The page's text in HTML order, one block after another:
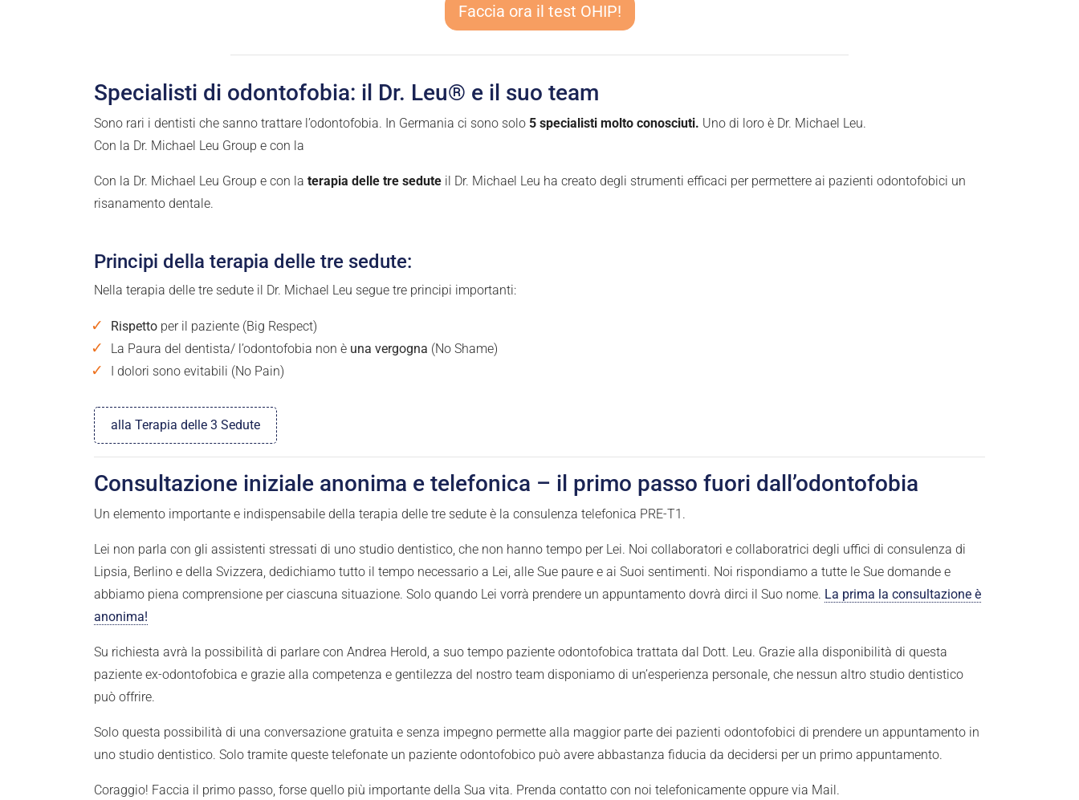
Faccia ora il test OHIP!
Specialisti di odontofobia: il Dr. Leu® e il suo team
Sono rari i dentisti che sanno trattare l’odontofobia. In Germania ci sono solo 5 specialisti molto conosciuti. Uno di loro è Dr. Michael Leu.
Con la Dr. Michael Leu Group e con la
Con la Dr. Michael Leu Group e con la terapia delle tre sedute il Dr. Michael Leu ha creato degli strumenti efficaci per permettere ai pazienti odontofobici un
risanamento dentale.
Principi della terapia delle tre sedute:
Nella terapia delle tre sedute il Dr. Michael Leu segue tre principi importanti:
Rispettoper il paziente (Big Respect)
La Paura del dentista/ l’odontofobia non è una vergogna (No Shame)
I dolori sono evitabili (No Pain)
alla Terapia delle 3 Sedute
Consultazione iniziale anonima e telefonica – il primo passo fuori dall’odontofobia
Un elemento importante e indispensabile della terapia delle tre sedute è la consulenza telefonica PRE-T1.
Lei non parla con gli assistenti stressati di uno studio dentistico, che non hanno tempo per Lei. Noi collaboratori e collaboratrici degli uffici di consulenza di
Lipsia, Berlino e della Svizzera, dedichiamo tutto il tempo necessario a Lei, alle Sue paure e ai Suoi sentimenti. Noi rispondiamo a tutte le Sue domande e
abbiamo piena comprensione per ciascuna situazione. Solo quando Lei vorrà prendere un appuntamento dovrà dirci il Suo nome. La prima la consultazione è
anonima!
Su richiesta avrà la possibilità di parlare con Andrea Herold, a suo tempo paziente odontofobica trattata dal Dott. Leu. Grazie alla disponibilità di questa
paziente ex-odontofobica e grazie alla competenza e gentilezza del nostro team disponiamo di un’esperienza personale, che nessun altro studio dentistico
può offrire.
Solo questa possibilità di una conversazione gratuita e senza impegno permette alla maggior parte dei pazienti odontofobici di prendere un appuntamento in
uno studio dentistico. Solo tramite queste telefonate un paziente odontofobico può avere abbastanza fiducia da decidersi per un primo appuntamento.
Coraggio! Faccia il primo passo, forse quello più importante della Sua vita. Prenda contatto con noi telefonicamente oppure via Mail.